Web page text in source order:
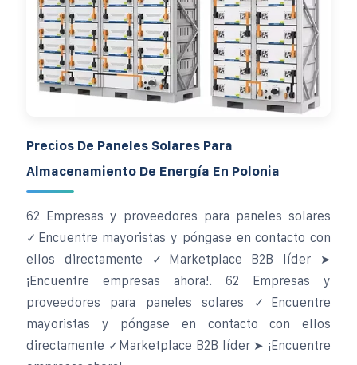
Precios De Paneles Solares Para
Almacenamiento De Energía En Polonia
62 Empresas y proveedores para paneles solares
✓Encuentre mayoristas y póngase en contacto con
ellos directamente ✓Marketplace B2B líder ➤
¡Encuentre empresas ahora!. 62 Empresas y
proveedores para paneles solares ✓Encuentre
mayoristas y póngase en contacto con ellos
directamente ✓Marketplace B2B líder ➤ ¡Encuentre